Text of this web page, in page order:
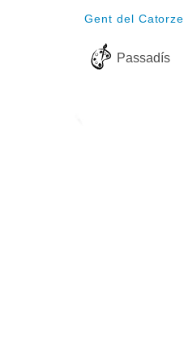
Gent del Catorze
Passadís